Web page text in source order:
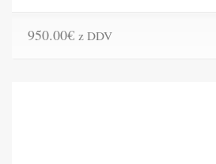
950.00€ z DDV